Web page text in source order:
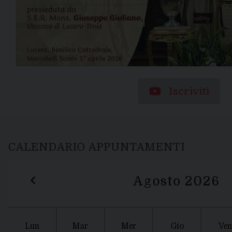
Iscriviti
CALENDARIO APPUNTAMENTI
‹ Agosto 2026
Lun Mar Mer Gio Ven